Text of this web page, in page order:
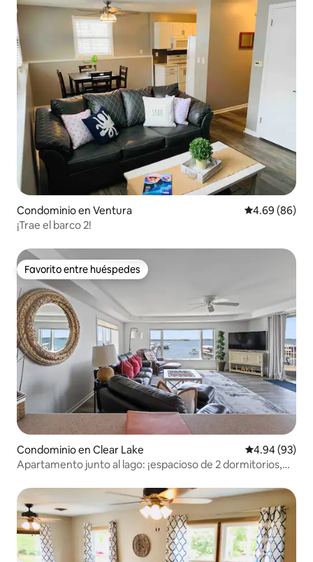
Condominio en Ventura Calificación
4.69 (86)
¡Trae el barco 2!
Favorito entre huéspedes
Favorito entre huéspedes
Condominio en Clear Lake Calificación
4.94 (93)
Apartamento junto al lago: ¡espacioso de 2 dormitorios,